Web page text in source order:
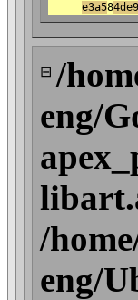
e3a58
⊟ /
eng/
/
eng/